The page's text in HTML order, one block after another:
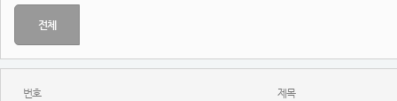
전체
번호 제목